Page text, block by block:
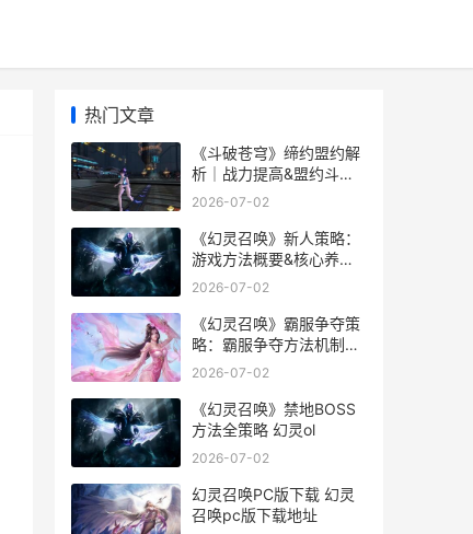
热门文章
《斗破苍穹》缔约盟约解
析｜战力提高&盟约斗者
主推 斗破苍穹帝
2026-07-02
《幻灵召唤》新人策略：
游戏方法概要&核心养成
机制说明 幻灵ol
2026-07-02
《幻灵召唤》霸服争夺策
略：霸服争夺方法机制详
细解答 幻灵怎么样
2026-07-02
《幻灵召唤》禁地BOSS
方法全策略 幻灵ol
2026-07-02
幻灵召唤PC版下载 幻灵
召唤pc版下载地址